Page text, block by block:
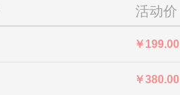
活动价
￥199.00
￥380.00